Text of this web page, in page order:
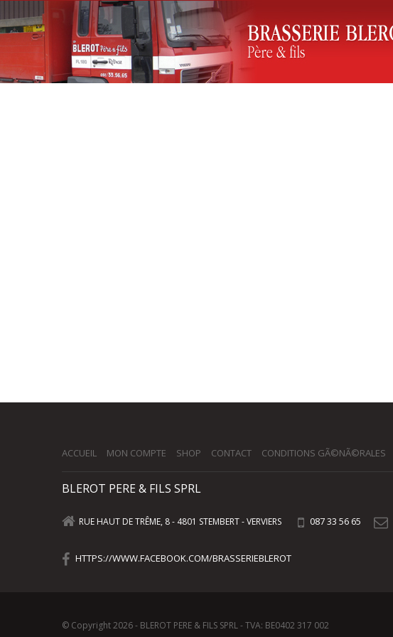
ACCUEIL MON COMPTE SHOP CONTACT CONDITIONS GÃ©NÃ©RALES
BLEROT PERE & FILS SPRL
RUE HAUT DE TRÊME, 8 - 4801 STEMBERT - VERVIERS 087 33 56 65
HTTPS://WWW.FACEBOOK.COM/BRASSERIEBLEROT
© Copyright 2026 - BLEROT PERE & FILS SPRL - TVA: BE0402 317 002